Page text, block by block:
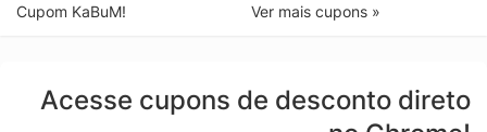
Cupom KaBuM!
Ver mais cupons »
Acesse cupons de desconto direto